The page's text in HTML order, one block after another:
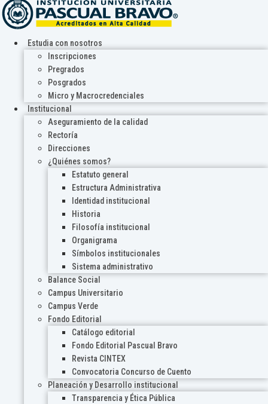
Estudia con nosotros
Inscripciones
Pregrados
Posgrados
Micro y Macrocredenciales
Institucional
Aseguramiento de la calidad
Rectoría
Direcciones
¿Quiénes somos?
Estatuto general
Estructura Administrativa
Identidad institucional
Historia
Filosofía institucional
Organigrama
Símbolos institucionales
Sistema administrativo
Balance Social
Campus Universitario
Campus Verde
Fondo Editorial
Catálogo editorial
Fondo Editorial Pascual Bravo
Revista CINTEX
Convocatoria Concurso de Cuento
Planeación y Desarrollo institucional
Transparencia y Ética Pública